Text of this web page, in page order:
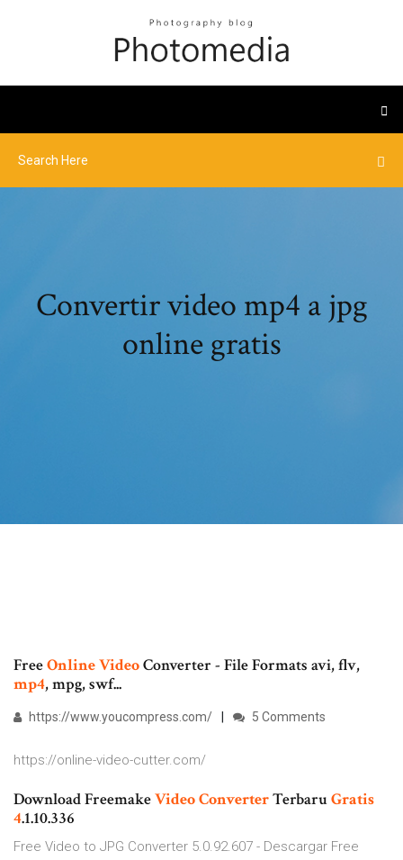
Convertir video mp4 a jpg
online gratis
FreeOnlineVideoConverter - File Formats avi, flv,
mp4, mpg, swf...
https://www.youcompress.com/ 5 Comments
https://online-video-cutter.com/
Download FreemakeVideo ConverterTerbaruGratis
4.1.10.336
Free Video to JPG Converter 5.0.92.607 - Descargar Free